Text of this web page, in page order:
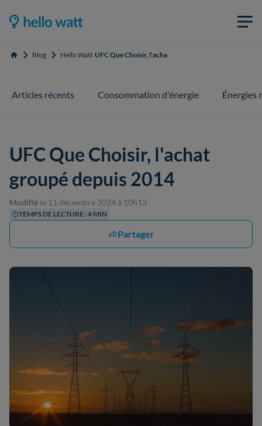
Accueil Blog Hello Watt UFC Que Choisir, l'achat groupé depuis 2014
Articles récents Consommation d'énergie Énergies
UFC Que Choisir, l'achat
groupé depuis 2014
Modifié le 11 décembre 2024 à 10h13
TEMPS DE LECTURE : 4 MIN
Partager